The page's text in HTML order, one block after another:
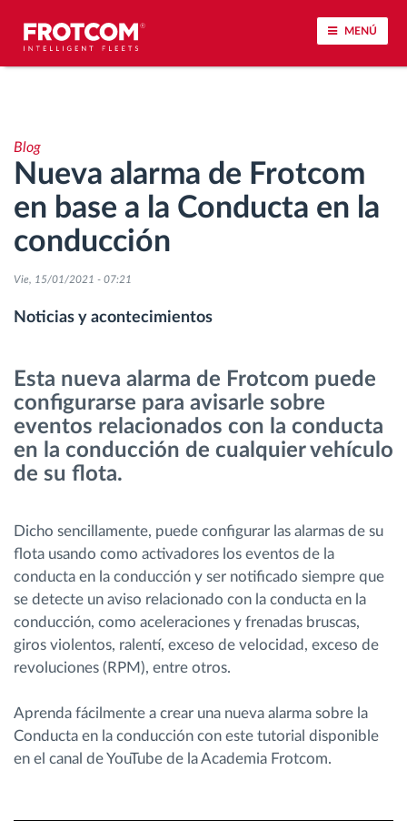
MENÚ
Análisis de la conducta en la conducción
Seguimiento del tiempo de conducción
Gestión de plantilla
Gestión de combustible
Planificación y seguimiento de rutas
Descubrir todas las características
¿Cómo podemos ayudar en el control de la
actividad de su flota?
Blog
Nueva alarma de Frotcom
en base a la Conducta en la
conducción
Vie, 15/01/2021 - 07:21
Noticias y acontecimientos
Esta nueva alarma de Frotcom puede
configurarse para avisarle sobre
eventos relacionados con la conducta
en la conducción de cualquier vehículo
de su flota.
Dicho sencillamente, puede configurar las alarmas de su
flota usando como activadores los eventos de la
conducta en la conducción y ser notificado siempre que
se detecte un aviso relacionado con la conducta en la
conducción, como aceleraciones y frenadas bruscas,
giros violentos, ralentí, exceso de velocidad, exceso de
revoluciones (RPM), entre otros.
Aprenda fácilmente a crear una nueva alarma sobre la
Conducta en la conducción con este tutorial disponible
en el canal de YouTube de la Academia Frotcom.